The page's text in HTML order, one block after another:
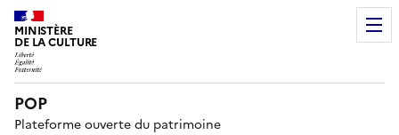
MINISTÈRE
DE LA CULTURE
POP
Plateforme ouverte du patrimoine